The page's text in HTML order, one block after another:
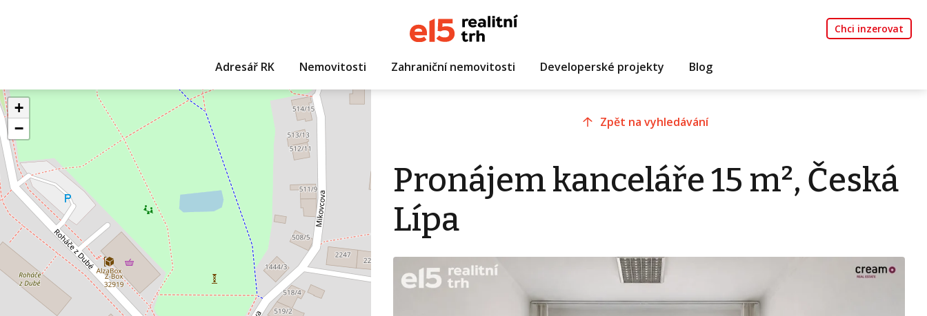
Chci inzerovat
Adresář RK Nemovitosti Zahraniční nemovitosti Developerské projekty Blog
+
−
Zpět na vyhledávání
Pronájem kanceláře 15 m², Česká
Lípa